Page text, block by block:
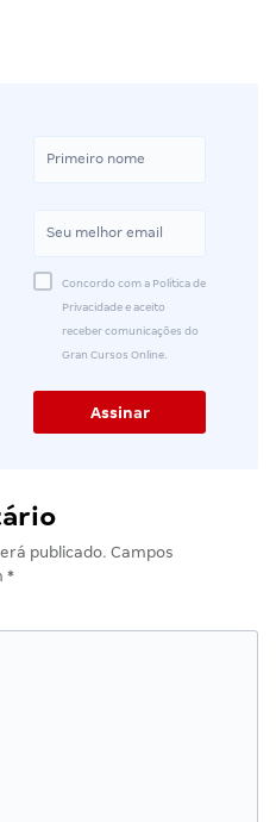
Concordo com a Política de
Privacidade e aceito
receber comunicações do
Gran Cursos Online.
publicado. Campos
*